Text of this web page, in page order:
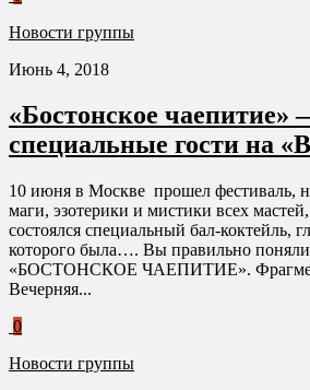
Новости группы
Июнь 4, 2018
«Бостонское чаепитие»
специальные гости на
10 июня в Москве прошел фестиваль,
маги, эзотерики и мистики всех
состоялся специальный бал-коктейль,
которого была…. Вы правильно
«БОСТОНСКОЕ ЧАЕПИТИЕ».
Вечерняя...
0
Новости группы